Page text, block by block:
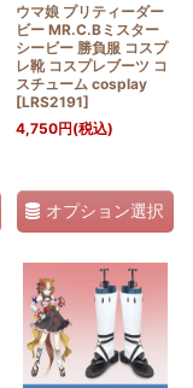
ウマ娘 プリティーダー
ビー MR.C.Bミスター
シービー 勝負服 コスプ
レ靴 コスプレブーツ コ
スチューム cosplay
[LRS2191]
4,750円(税込)
オプション選択